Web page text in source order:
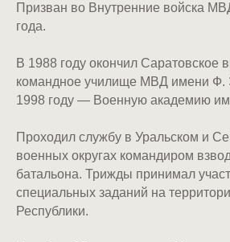
Призван во Внутренние войска
года.
В 1988 году окончил Саратовское
командное училище МВД имени Ф.
1998 году — Военную академию
Проходил службу в Уральском и
военных округах командиром
батальона. Трижды принимал
специальных заданий на
Республики.